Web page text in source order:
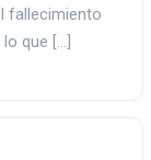
fallecimiento
que […]